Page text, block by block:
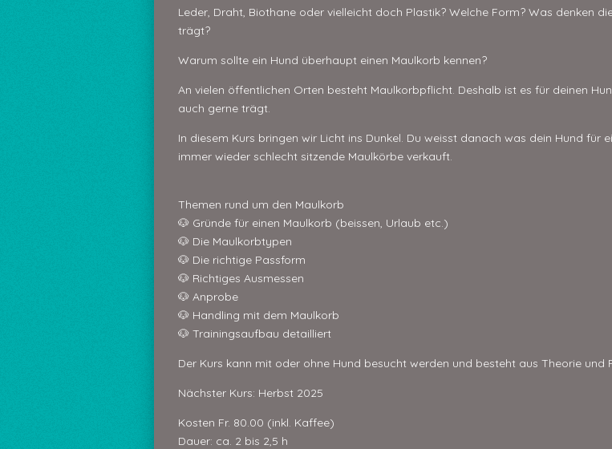
Leder, Draht, Biothane oder vielleicht doch Plastik? Welche Form? Was denken
trägt?
Warum sollte ein Hund überhaupt einen Maulkorb kennen?
An vielen öffentlichen Orten besteht Maulkorbpflicht. Deshalb ist es für deinen
auch gerne trägt.
In diesem Kurs bringen wir Licht ins Dunkel. Du weisst danach was dein Hund für
immer wieder schlecht sitzende Maulkörbe verkauft.
Themen rund um den Maulkorb
🐶 Gründe für einen Maulkorb (beissen, Urlaub etc.)
🐶 Die Maulkorbtypen
🐶 Die richtige Passform
🐶 Richtiges Ausmessen
🐶 Anprobe
🐶 Handling mit dem Maulkorb
🐶 Trainingsaufbau detailliert
Der Kurs kann mit oder ohne Hund besucht werden und besteht aus Theorie und
Nächster Kurs: Herbst 2025
Kosten Fr. 80.00 (inkl. Kaffee)
Dauer: ca. 2 bis 2,5 h